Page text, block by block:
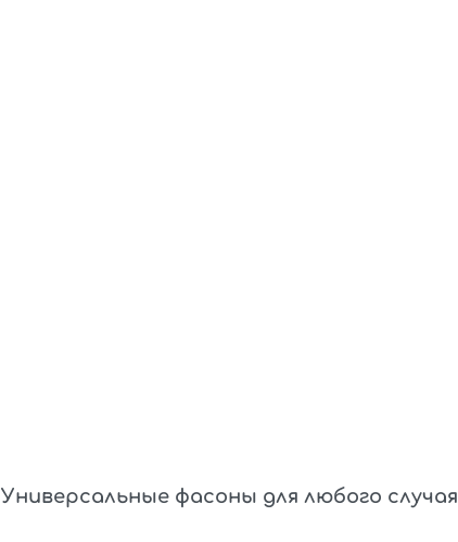
Универсальные фасоны для любого случая